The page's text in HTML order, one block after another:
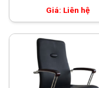
Giá: Liên hệ